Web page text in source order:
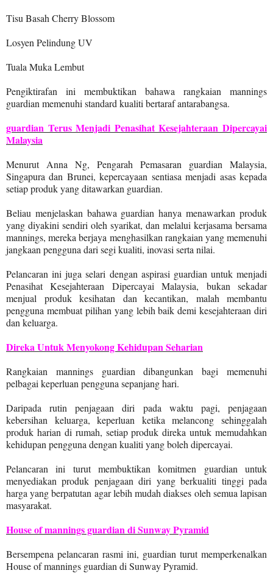
Tisu Basah Cherry Blossom
Losyen Pelindung UV
Tuala Muka Lembut
Pengiktirafan ini membuktikan bahawa rangkaian mannings
guardian memenuhi standard kualiti bertaraf antarabangsa.
guardian Terus Menjadi Penasihat Kesejahteraan Dipercayai
Malaysia
Menurut Anna Ng, Pengarah Pemasaran guardian Malaysia,
Singapura dan Brunei, kepercayaan sentiasa menjadi asas kepada
setiap produk yang ditawarkan guardian.
Beliau menjelaskan bahawa guardian hanya menawarkan produk
yang diyakini sendiri oleh syarikat, dan melalui kerjasama bersama
mannings, mereka berjaya menghasilkan rangkaian yang memenuhi
jangkaan pengguna dari segi kualiti, inovasi serta nilai.
Pelancaran ini juga selari dengan aspirasi guardian untuk menjadi
Penasihat Kesejahteraan Dipercayai Malaysia, bukan sekadar
menjual produk kesihatan dan kecantikan, malah membantu
pengguna membuat pilihan yang lebih baik demi kesejahteraan diri
dan keluarga.
Direka Untuk Menyokong Kehidupan Seharian
Rangkaian mannings guardian dibangunkan bagi memenuhi
pelbagai keperluan pengguna sepanjang hari.
Daripada rutin penjagaan diri pada waktu pagi, penjagaan
kebersihan keluarga, keperluan ketika melancong sehinggalah
produk harian di rumah, setiap produk direka untuk memudahkan
kehidupan pengguna dengan kualiti yang boleh dipercayai.
Pelancaran ini turut membuktikan komitmen guardian untuk
menyediakan produk penjagaan diri yang berkualiti tinggi pada
harga yang berpatutan agar lebih mudah diakses oleh semua lapisan
masyarakat.
House of mannings guardian di Sunway Pyramid
Bersempena pelancaran rasmi ini, guardian turut memperkenalkan
House of mannings guardian di Sunway Pyramid.